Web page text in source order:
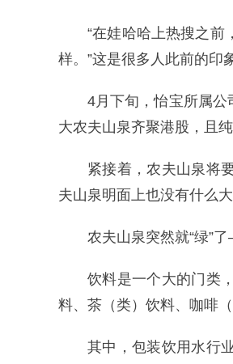
“在娃哈哈上热搜之前
样。”这是很多人此前的印
4月下旬，怡宝所属
大农夫山泉齐聚港股，且
紧接着，农夫山泉将
夫山泉明面上也没有什么
农夫山泉突然就“绿”
饮料是一个大的门类
料、茶（类）饮料、咖啡
其中，包装饮用水行